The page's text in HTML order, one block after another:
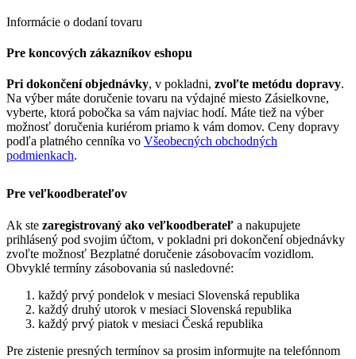
Informácie o dodaní tovaru
Pre koncových zákazníkov eshopu
Pri dokončení objednávky, v pokladni, zvoľte metódu dopravy.
Na výber máte doručenie tovaru na výdajné miesto Zásielkovne,
vyberte, ktorá pobočka sa vám najviac hodí. Máte tiež na výber
možnosť doručenia kuriérom priamo k vám domov. Ceny dopravy
podľa platného cenníka vo Všeobecných obchodných
podmienkach.
Pre veľkoodberateľov
Ak ste zaregistrovaný ako veľkoodberateľ a nakupujete
prihlásený pod svojim účtom, v pokladni pri dokončení objednávky
zvoľte možnosť Bezplatné doručenie zásobovacím vozidlom.
Obvyklé termíny zásobovania sú nasledovné:
každý prvý pondelok v mesiaci Slovenská republika
každý druhý utorok v mesiaci Slovenská republika
každý prvý piatok v mesiaci Česká republika
Pre zistenie presných termínov sa prosim informujte na telefónnom